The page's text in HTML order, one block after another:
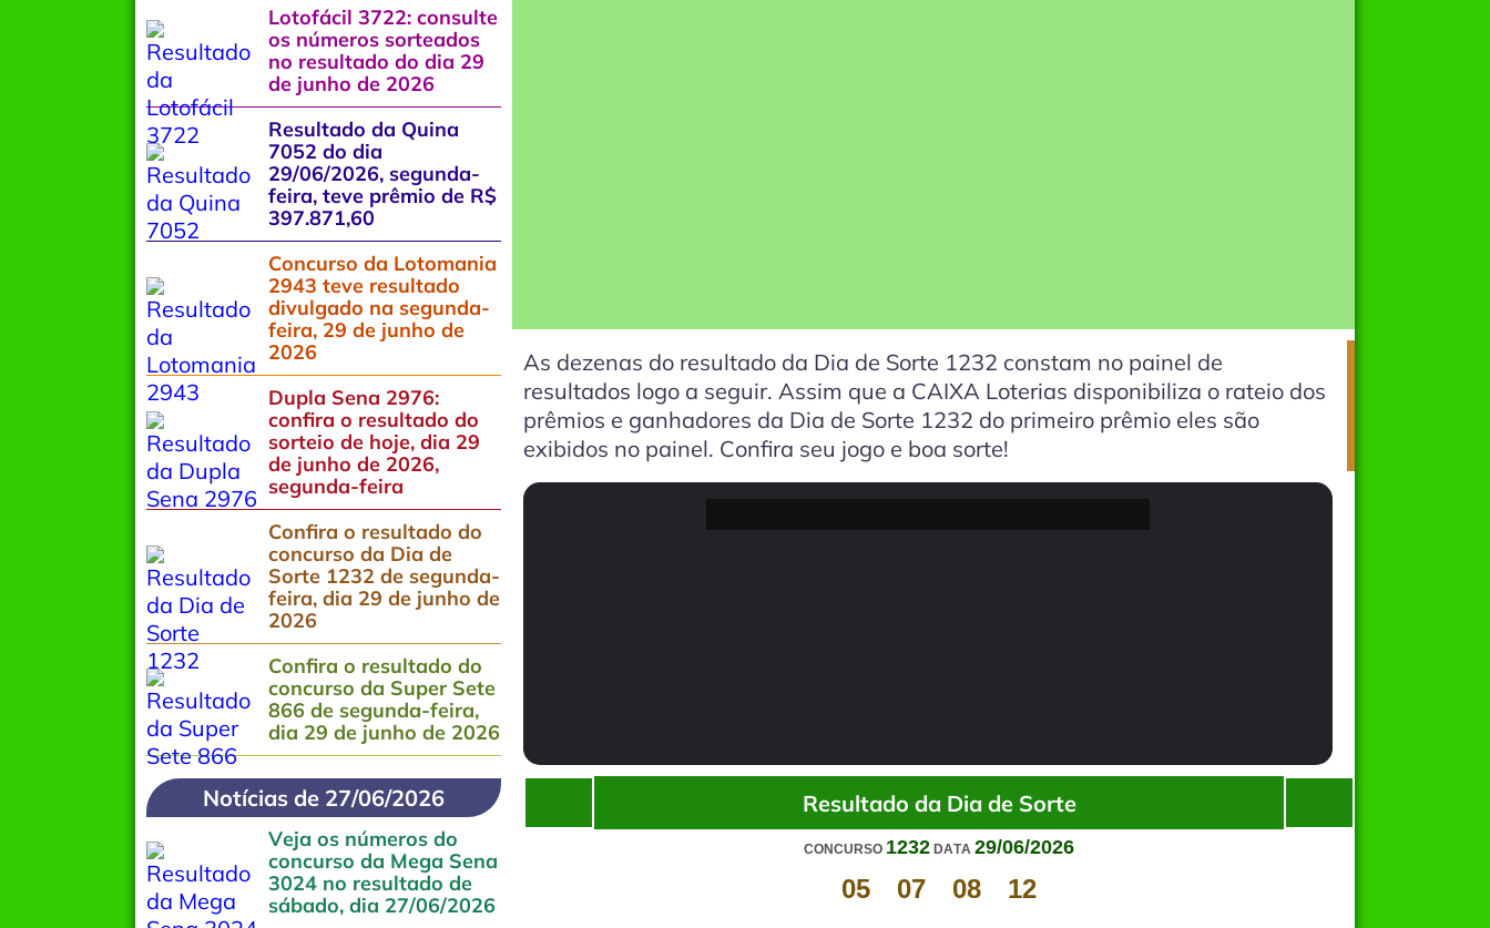
As dezenas do resultado da Dia de Sorte 1232 constam no painel de
resultados logo a seguir. Assim que a CAIXA Loterias disponibiliza o rateio dos
prêmios e ganhadores da Dia de Sorte 1232 do primeiro prêmio eles são
exibidos no painel. Confira seu jogo e boa sorte!
Resultado da Dia de Sorte
CONCURSO 1232 DATA 29/06/2026
05 07 08
12
Lotofácil 3722: consulte
os números sorteados
no resultado do dia 29
de junho de 2026
Resultado da Quina
7052 do dia
29/06/2026, segunda-
feira, teve prêmio de R$
397.871,60
Concurso da Lotomania
2943 teve resultado
divulgado na segunda-
feira, 29 de junho de
2026
Dupla Sena 2976:
confira o resultado do
sorteio de hoje, dia 29
de junho de 2026,
segunda-feira
Confira o resultado do
concurso da Dia de
Sorte 1232 de segunda-
feira, dia 29 de junho de
2026
Confira o resultado do
concurso da Super Sete
866 de segunda-feira,
dia 29 de junho de 2026
Notícias de 27/06/2026
Veja os números do
concurso da Mega Sena
3024 no resultado de
sábado, dia 27/06/2026